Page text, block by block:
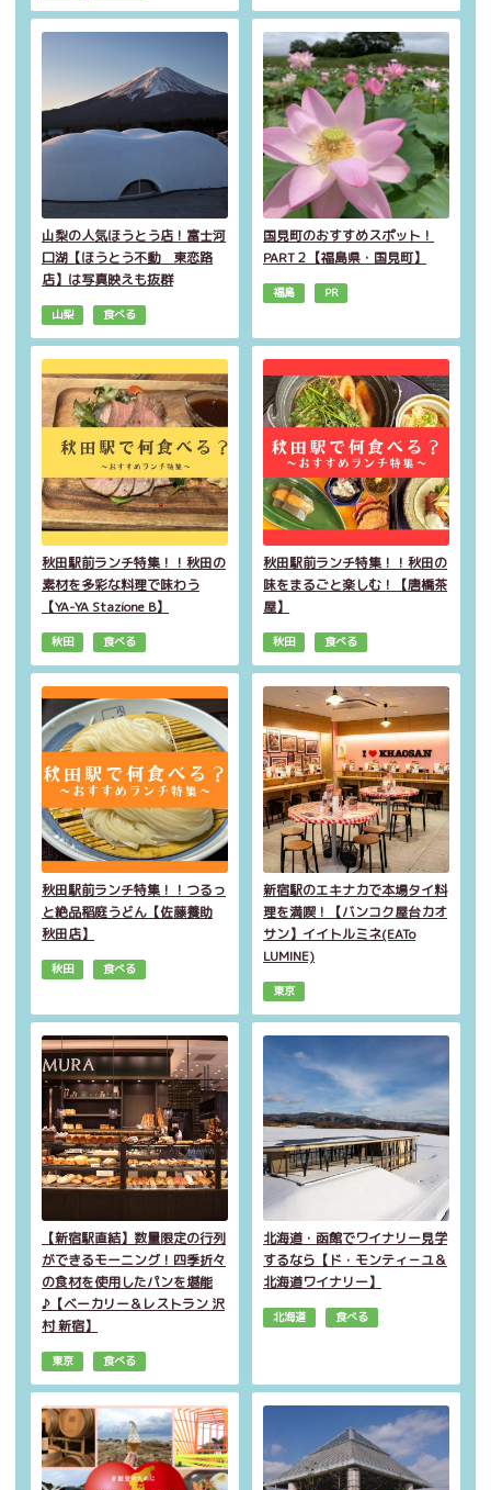
山梨の人気ほうとう店！富士河
口湖【ほうとう不動 東恋路
店】は写真映えも抜群
山梨 食べる
国見町のおすすめスポット！
PART２【福島県・国見町】
福島 PR
秋田駅前ランチ特集！！秋田の
素材を多彩な料理で味わう
【YA-YA Stazione B】
秋田 食べる
秋田駅前ランチ特集！！秋田の
味をまるごと楽しむ！【唐橋茶
屋】
秋田 食べる
秋田駅前ランチ特集！！つるっ
と絶品稲庭うどん【佐藤養助
秋田店】
秋田 食べる
新宿駅のエキナカで本場タイ料
理を満喫！【バンコク屋台カオ
サン】イイトルミネ(EATo
LUMINE)
東京
【新宿駅直結】数量限定の行列
ができるモーニング！四季折々
の食材を使用したパンを堪能
♪【ベーカリー＆レストラン 沢
村 新宿】
東京 食べる
北海道・函館でワイナリー見学
するなら【ド・モンティ－ユ＆
北海道ワイナリー】
北海道 食べる